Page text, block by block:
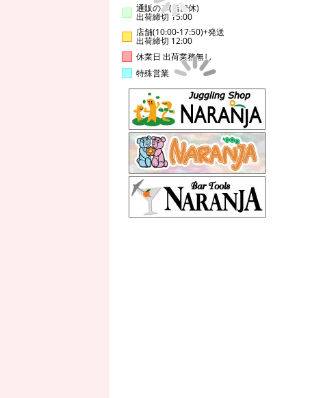
通販のみ(店舗休)
出荷締切 15:00
店舗(10:00-17:50)+発送
出荷締切 12:00
休業日 出荷業務無し
特殊営業